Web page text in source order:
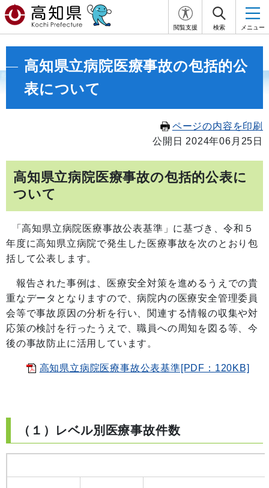
閲覧支援 検索 メニュー
高知県立病院医療事故の包括的公
表について
ページの内容を印刷
公開日 2024年06月25日
高知県立病院医療事故の包括的公表に
ついて
「高知県立病院医療事故公表基準」に基づき、令和５
年度に高知県立病院で発生した医療事故を次のとおり包
括して公表します。
報告された事例は、医療安全対策を進めるうえでの貴
重なデータとなりますので、病院内の医療安全管理委員
会等で事故原因の分析を行い、関連する情報の収集や対
応策の検討を行ったうえで、職員への周知を図る等、今
後の事故防止に活用しています。
高知県立病院医療事故公表基準[PDF：120KB]
（１）レベル別医療事故件数